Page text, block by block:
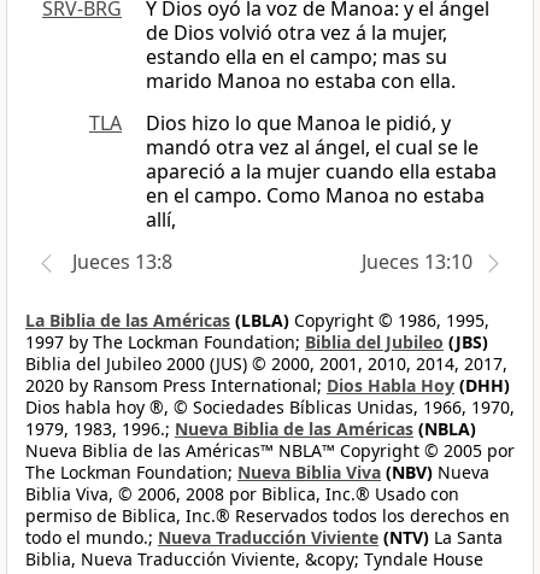
SRV-BRG
Y Dios oyó la voz de Manoa: y el ángel
de Dios volvió otra vez á la mujer,
estando ella en el campo; mas su
marido Manoa no estaba con ella.
TLA
Dios hizo lo que Manoa le pidió, y
mandó otra vez al ángel, el cual se le
apareció a la mujer cuando ella estaba
en el campo. Como Manoa no estaba
allí,
Jueces 13:8
Jueces 13:10
La Biblia de las Américas (LBLA) Copyright © 1986, 1995,
1997 by The Lockman Foundation; Biblia del Jubileo (JBS)
Biblia del Jubileo 2000 (JUS) © 2000, 2001, 2010, 2014, 2017,
2020 by Ransom Press International; Dios Habla Hoy (DHH)
Dios habla hoy ®, © Sociedades Bíblicas Unidas, 1966, 1970,
1979, 1983, 1996.; Nueva Biblia de las Américas (NBLA)
Nueva Biblia de las Américas™ NBLA™ Copyright © 2005 por
The Lockman Foundation; Nueva Biblia Viva (NBV) Nueva
Biblia Viva, © 2006, 2008 por Biblica, Inc.® Usado con
permiso de Biblica, Inc.® Reservados todos los derechos en
todo el mundo.; Nueva Traducción Viviente (NTV) La Santa
Biblia, Nueva Traducción Viviente, &copy; Tyndale House